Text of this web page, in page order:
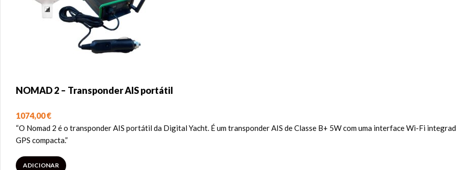
NOMAD 2 – Transponder AIS portátil
1074,00€
“O Nomad 2 é o transponder AIS portátil da Digital Yacht. É um transponder AIS de Classe B+ 5W com uma interface Wi-Fi
GPS compacta.”
ADICIONAR